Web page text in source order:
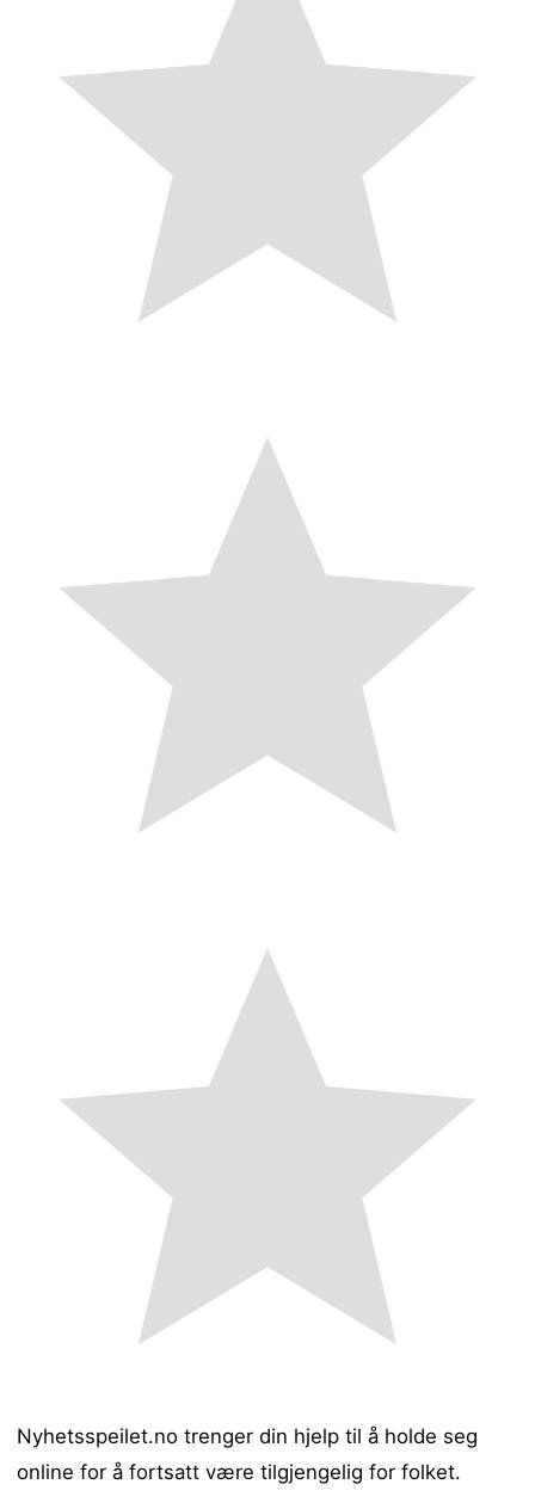
Nyhetsspeilet.no trenger din hjelp til å holde seg
online for å fortsatt være tilgjengelig for folket.